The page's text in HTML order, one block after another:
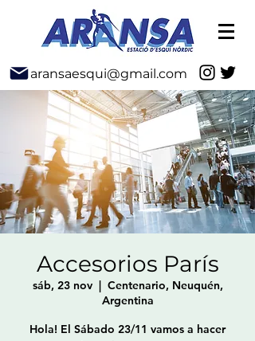
aransaesqui@gmail.com
Accesorios París
sáb, 23 nov
  |
Centenario, Neuquén,
Argentina
Hola! El Sábado 23/11 vamos a hacer